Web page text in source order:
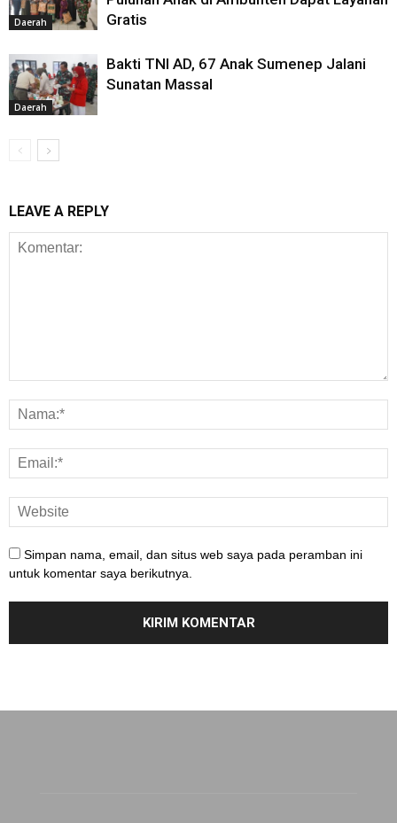
Daerah
Gratis
Daerah
Bakti TNI AD, 67 Anak Sumenep Jalani
Sunatan Massal
LEAVE A REPLY
Simpan nama, email, dan situs web saya pada peramban ini
untuk komentar saya berikutnya.